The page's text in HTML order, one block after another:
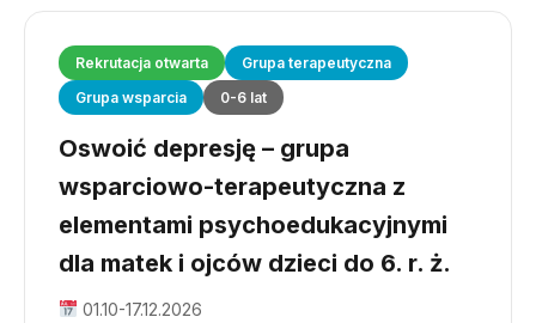
Rekrutacja otwarta
Grupa terapeutyczna
Grupa wsparcia
0-6 lat
Oswoić depresję – grupa
wsparciowo-terapeutyczna z
elementami psychoedukacyjnymi
dla matek i ojców dzieci do 6. r. ż.
01.10-17.12.2026